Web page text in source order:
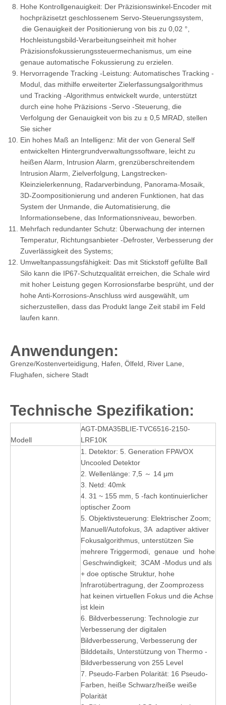
Hohe Kontrollgenauigkeit: Der Präzisionswinkel-Encoder mit
hochpräzisetzt geschlossenem Servo-Steuerungssystem,
die Genauigkeit der Positionierung von bis zu 0,02 °,
Hochleistungsbild-Verarbeitungseinheit mit hoher
Präzisionsfokussierungssteuermechanismus, um eine
genaue automatische Fokussierung zu erzielen.
Hervorragende Tracking -Leistung: Automatisches Tracking -
Modul, das mithilfe erweiterter Zielerfassungsalgorithmus
und Tracking -Algorithmus entwickelt wurde, unterstützt
durch eine hohe Präzisions -Servo -Steuerung, die
Verfolgung der Genauigkeit von bis zu ± 0,5 MRAD, stellen
Sie sicher
Ein hohes Maß an Intelligenz: Mit der von General Self
entwickelten Hintergrundverwaltungssoftware, leicht zu
heißen Alarm, Intrusion Alarm, grenzüberschreitendem
Intrusion Alarm, Zielverfolgung, Langstrecken-
Kleinzielerkennung, Radarverbindung, Panorama-Mosaik,
3D-Zoompositionierung und anderen Funktionen, hat das
System der Unmande, die Automatisierung, die
Informationsebene, das Informationsniveau, beworben.
Mehrfach redundanter Schutz: Überwachung der internen
Temperatur, Richtungsanbieter -Defroster, Verbesserung der
Zuverlässigkeit des Systems;
Umweltanpassungsfähigkeit: Das mit Stickstoff gefüllte Ball
Silo kann die IP67-Schutzqualität erreichen, die Schale wird
mit hoher Leistung gegen Korrosionsfarbe besprüht, und der
hohe Anti-Korrosions-Anschluss wird ausgewählt, um
sicherzustellen, dass das Produkt lange Zeit stabil im Feld
laufen kann.
Anwendungen:
Grenze/Kostenverteidigung, Hafen, Ölfeld, River Lane,
Flughafen, sichere Stadt
Technische Spezifikation:
Modell
AGT-DMA35BLIE-TVC6516-2150-
LRF10K
1. Detektor: 5. Generation FPAVOX
Uncooled Detektor
2. Wellenlänge: 7,5 ～ 14 μm
3. Netd: 40mk
4. 31 ~ 155 mm, 5 -fach kontinuierlicher
optischer Zoom
5. Objektivsteuerung: Elektrischer Zoom;
Manuell/Autofokus, 3A adaptiver aktiver
Fokusalgorithmus, unterstützen Sie
mehrere Triggermodi, genaue und hohe
Geschwindigkeit; 3CAM -Modus und als
+ doe optische Struktur, hohe
Infrarotübertragung, der Zoomprozess
hat keinen virtuellen Fokus und die Achse
ist klein
6. Bildverbesserung: Technologie zur
Verbesserung der digitalen
Bildverbesserung, Verbesserung der
Bilddetails, Unterstützung von Thermo -
Bildverbesserung von 255 Level
7. Pseudo-Farben Polarität: 16 Pseudo-
Farben, heiße Schwarz/heiße weiße
Polarität